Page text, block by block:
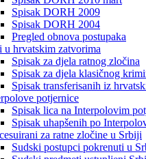
Spisak DORH 2009
Spisak DORH 2004
Pregled obnova postupaka
u hrvatskim zatvorima
Spisak za djela ratnog zločina
Spisak za djela klasičnog
Spisak transferisanih iz
potjernice
Spisak lica na Interpolovim
Spisak uhapšenih po
za ratne zločine u Srbiji
Sudski postupci pokrenuti u